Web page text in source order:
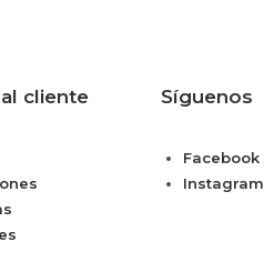
cliente Síguenos
Facebook
Instagram